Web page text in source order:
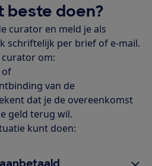
beste doen?
curator en meld je als
schriftelijk per brief of e-mail.
om:
of
van de
dat je de overeenkomst
geld terug wil.
kunt doen: